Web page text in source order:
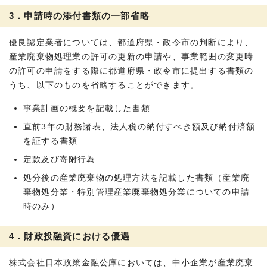
3．申請時の添付書類の一部省略
優良認定業者については、都道府県・政令市の判断により、
産業廃棄物処理業の許可の更新の申請や、事業範囲の変更時
の許可の申請をする際に都道府県・政令市に提出する書類の
うち、以下のものを省略することができます。
事業計画の概要を記載した書類
直前3年の財務諸表、法人税の納付すべき額及び納付済額
を証する書類
定款及び寄附行為
処分後の産業廃棄物の処理方法を記載した書類（産業廃
棄物処分業・特別管理産業廃棄物処分業についての申請
時のみ）
4．財政投融資における優遇
株式会社日本政策金融公庫においては、中小企業が産業廃棄